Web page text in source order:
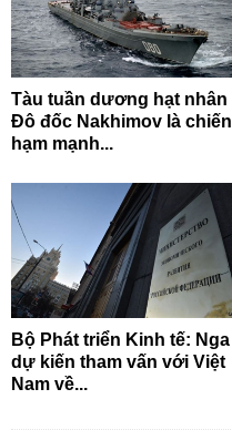
Tàu tuần dương hạt nhân
Đô đốc Nakhimov là chiến
hạm mạnh...
Bộ Phát triển Kinh tế: Nga
dự kiến tham vấn với Việt
Nam về...